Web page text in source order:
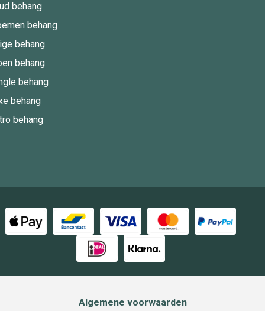
behang
behang
behang
behang
behang
behang
behang
Algemene voorwaarden